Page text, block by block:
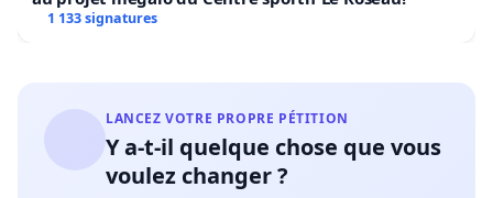
Xhoffraix, Mont, Arimont, Géromont, G’Doumont,
Outre la dégradation paysagère, de par leur gigantisme
ces éoliennes industrielles représentent de très grandes
quantités de béton, d’acier, de métaux divers, huiles et
1 133 signatures
LANCEZ VOTRE PROPRE PÉTITION
Y a-t-il quelque chose que vous
voulez changer ?